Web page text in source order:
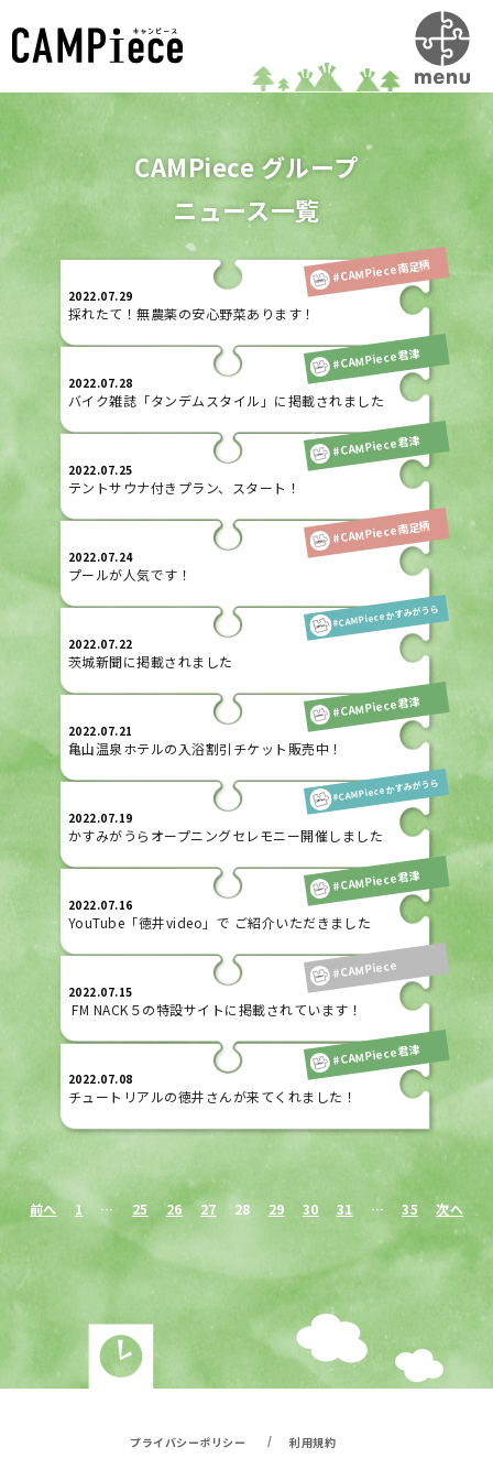
CAMPiece グループ
ニュース一覧
#CAMPiece南足柄
2022.07.29
採れたて！無農薬の安心野菜あります！
#CAMPiece君津
2022.07.28
バイク雑誌「タンデムスタイル」に掲載されました
#CAMPiece君津
2022.07.25
テントサウナ付きプラン、スタート！
#CAMPiece南足柄
2022.07.24
プールが人気です！
#CAMPieceかすみがうら
2022.07.22
茨城新聞に掲載されました
#CAMPiece君津
2022.07.21
亀山温泉ホテルの入浴割引チケット販売中！
#CAMPieceかすみがうら
2022.07.19
かすみがうらオープニングセレモニー開催しました
#CAMPiece君津
2022.07.16
YouTube「徳井video」で ご紹介いただきました
#CAMPiece
2022.07.15
FM NACK５の特設サイトに掲載されています！
#CAMPiece君津
2022.07.08
チュートリアルの徳井さんが来てくれました！
前へ 1 … 25 26 27 28 29 30 31 … 35 次へ
プライバシーポリシー / 利用規約